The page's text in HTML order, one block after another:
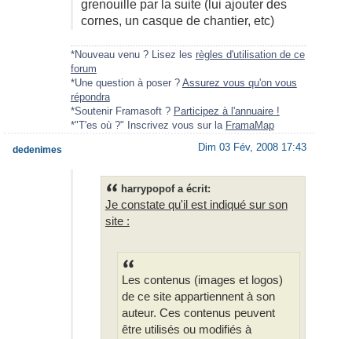
grenouille par la suite (lui ajouter des
cornes, un casque de chantier, etc)
*Nouveau venu ? Lisez les règles d'utilisation de ce
forum
*Une question à poser ? Assurez vous qu'on vous
répondra
*Soutenir Framasoft ? Participez à l'annuaire !
*"T'es où ?" Inscrivez vous sur la FramaMap
Dim 03 Fév, 2008 17:43
harrypopof a écrit:
Je constate qu'il est indiqué sur son
site :
Les contenus (images et logos)
de ce site appartiennent à son
auteur. Ces contenus peuvent
être utilisés ou modifiés à
dedenimes